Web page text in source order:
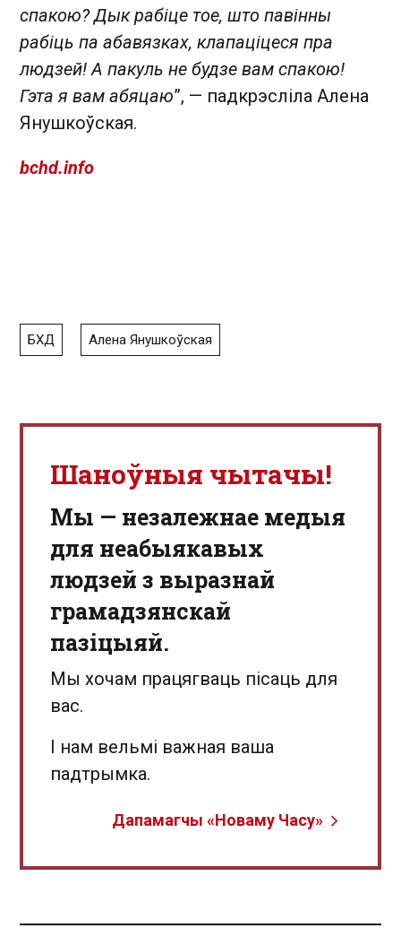
спакою? Дык рабіце тое, што павінны
рабіць па абавязках, клапаціцеся пра
людзей! А пакуль не будзе вам спакою!
Гэта я вам абяцаю”, — падкрэсліла Алена
Янушкоўская.
bchd.info
БХД Алена Янушкоўская
Шаноўныя чытачы!
Мы — незалежнае медыя
для неабыякавых
людзей з выразнай
грамадзянскай
пазіцыяй.
Мы хочам працягваць пісаць для
вас.
І нам вельмі важная ваша
падтрымка.
Дапамагчы «Новаму Часу»